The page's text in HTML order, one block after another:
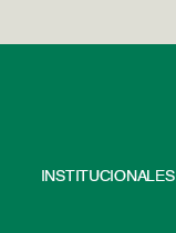
INSTITUCIONALES